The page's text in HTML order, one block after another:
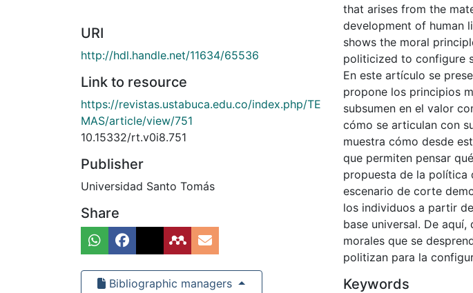
URI
http://hdl.handle.net/11634/65536
Link to resource
https://revistas.ustabuca.edu.co/index.php/TE
MAS/article/view/751
10.15332/rt.v0i8.751
Publisher
Universidad Santo Tomás
Share
Bibliographic managers
that arises from the
development of human
shows the moral
politicized to configure
En este artículo se
propone los principios
subsumen en el valor
cómo se articulan con
muestra cómo desde
que permiten pensar
propuesta de la política
escenario de corte
los individuos a partir
base universal. De
morales que se
politizan para la
Keywords